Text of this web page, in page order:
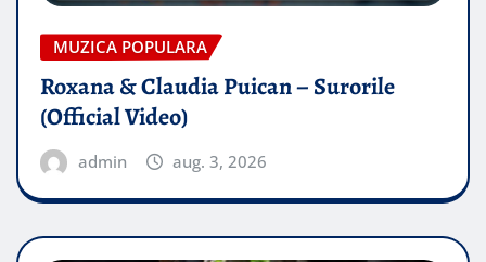
MUZICA POPULARA
Roxana & Claudia Puican – Surorile
(Official Video)
admin aug. 3, 2026